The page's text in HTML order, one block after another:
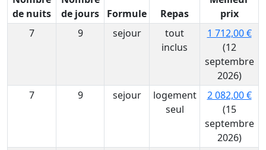
de nuits
de jours
Formule Repas
prix
7
9 sejour
tout
inclus
1 712,00 €
(12
septembre
2026)
7
9 sejour
logement
seul
2 082,00 €
(15
septembre
2026)